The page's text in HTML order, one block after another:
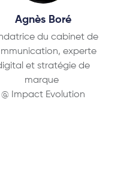
Agnès Boré
du cabinet de
experte
et stratégie de
marque
@ Impact Evolution